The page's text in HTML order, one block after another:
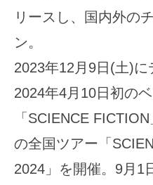
リースし、国内外の
ン。
2023年12月9日(土)に
2024年4月10日初の
「SCIENCE
の全国ツアー「
2024」を開催。9月1